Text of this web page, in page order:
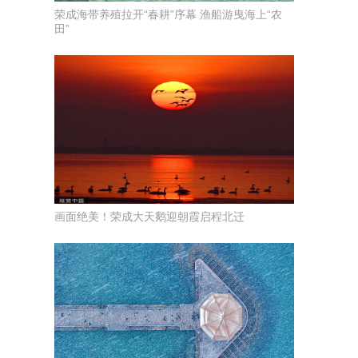
荣成海带养殖拉开“春耕”序幕 渔船游曳海上“农
田”
画面绝美！荣成大天鹅迎朝霞启程北迁